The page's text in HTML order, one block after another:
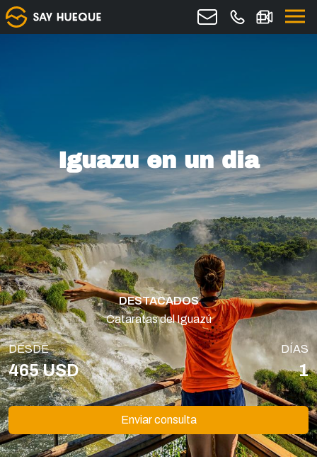
Iguazu en un dia
DESTACADOS
Cataratas del Iguazú
DESDE
465 USD
DÍAS
1
Enviar consulta